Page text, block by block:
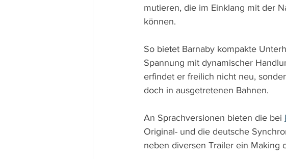
mutieren, die im Einklang mit der
können.
So bietet Barnaby kompakte
Spannung mit dynamischer
erfindet er freilich nicht neu,
doch in ausgetretenen Bahnen.
An Sprachversionen bieten die bei
Original- und die deutsche
neben diversen Trailer ein Making